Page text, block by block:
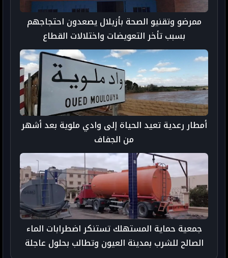
ممرضو وتقنيو الصحة بأزيلال يصعدون احتجاجهم
بسبب تأخر التعويضات واختلالات القطاع
أمطار رعدية تعيد الحياة إلى وادي ملوية بعد أشهر
من الجفاف
جمعية حماية المستهلك تستنكر اضطرابات الماء
الصالح للشرب بمدينة العيون وتطالب بحلول عاجلة